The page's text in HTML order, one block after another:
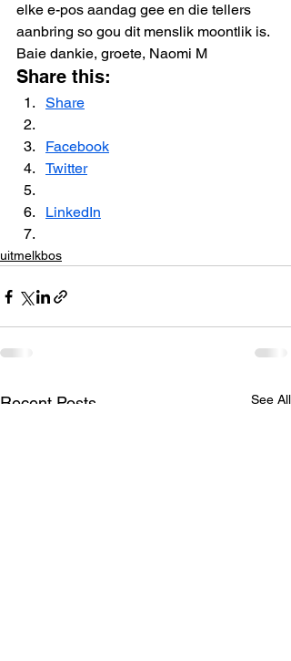
elke e-pos aandag gee en die tellers
aanbring so gou dit menslik moontlik is.
Baie dankie, groete, Naomi M
Share this:
Share
Facebook
Twitter
LinkedIn
uitmelkbos
Recent Posts See All